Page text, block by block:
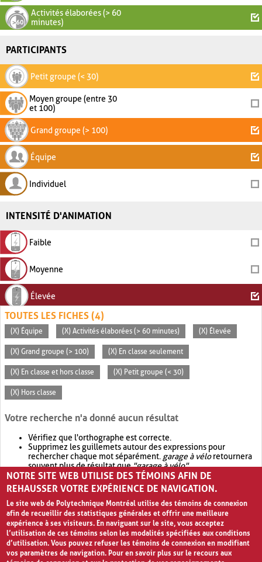
Activités élaborées (> 60
minutes)
PARTICIPANTS
Petit groupe (< 30)
Moyen groupe (entre 30
et 100)
Grand groupe (> 100)
Équipe
Individuel
INTENSITÉ D'ANIMATION
Faible
Moyenne
Élevée
TOUTES LES FICHES (4)
(X) Équipe (X) Activités élaborées (> 60 minutes) (X) Élevée
(X) Grand groupe (> 100) (X) En classe seulement
(X) En classe et hors classe (X) Petit groupe (< 30)
(X) Hors classe
Votre recherche n'a donné aucun résultat
Vérifiez que l'orthographe est correcte.
Supprimez les guillemets autour des expressions pour
rechercher chaque mot séparément. garage à véloretournera
souvent plus de résultat que"garage à vélo".
Envisagez d'élargir votre recherche avec OR.garage OR vélo
retournera souvent plus de résultat quegarage à vélo
NOTRE SITE WEB UTILISE DES TÉMOINS AFIN DE
REHAUSSER VOTRE EXPÉRIENCE DE NAVIGATION.
Le site web de Polytechnique Montréal utilise des témoins de connexion
afin de recueillir des statistiques générales et offrir une meilleure
expérience à ses visiteurs. En naviguant sur le site, vous acceptez
l’utilisation de ces témoins selon les modalités spécifiées aux conditions
d’utilisation. Vous pouvez refuser les témoins de connexion en modifiant
vos paramètres de navigation. Pour en savoir plus sur le recours aux